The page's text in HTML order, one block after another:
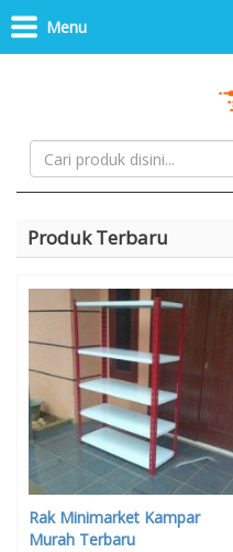
Menu
Produk Terbaru
Rak Minimarket Kampar
Murah Terbaru